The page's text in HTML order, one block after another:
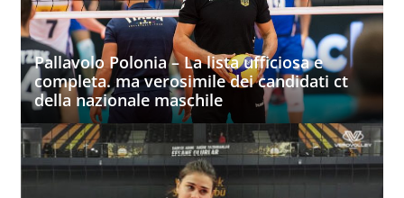
Pallavolo Polonia – La lista ufficiosa e
completa. ma verosimile dei candidati ct
della nazionale maschile